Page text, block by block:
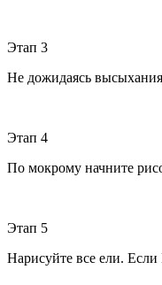
Этап 3
Не дожидаясь
Этап 4
По мокрому начните
Этап 5
Нарисуйте все ели. Если